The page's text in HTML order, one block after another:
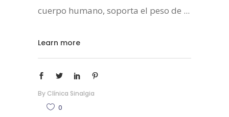
cuerpo humano, soporta el peso de
Learn more
By Clínica Sinalgia
0